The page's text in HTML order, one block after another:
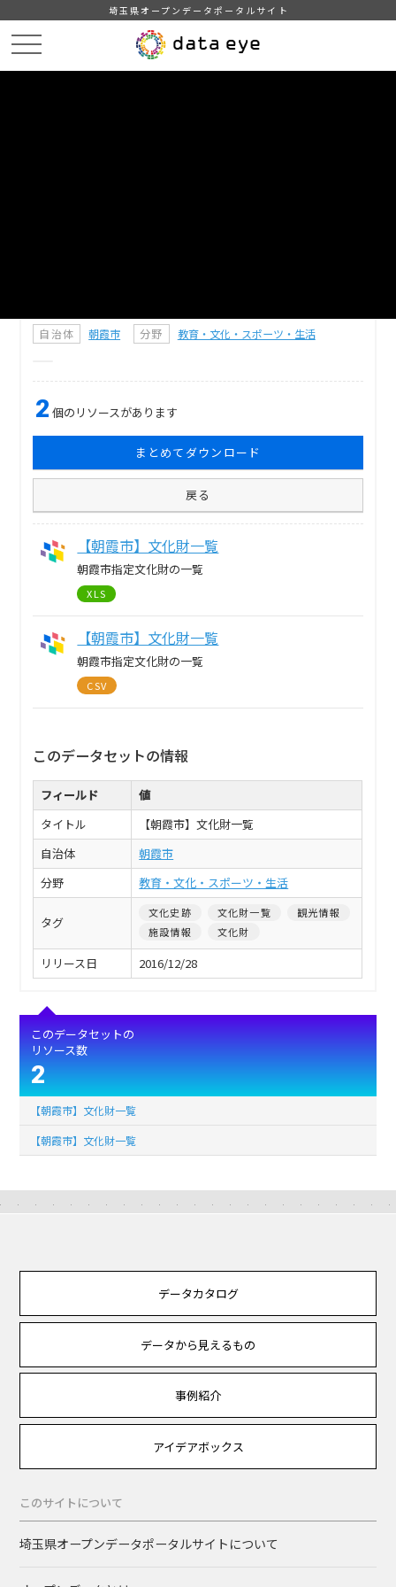
埼玉県オープンデータポータルサイト
自治体 朝霞市 分野 教育・文化・スポーツ・生活
2 個のリソースがあります
まとめてダウンロード
戻る
【朝霞市】文化財一覧
朝霞市指定文化財の一覧
XLS
【朝霞市】文化財一覧
朝霞市指定文化財の一覧
CSV
このデータセットの情報
フィールド
値
タイトル
【朝霞市】文化財一覧
自治体
朝霞市
分野
教育・文化・スポーツ・生活
タグ
文化史跡 文化財一覧
観光情報
施設情報
文化財
リリース日 2016/12/28
このデータセットの
リソース数
2
【朝霞市】文化財一覧
【朝霞市】文化財一覧
データカタログ
データから見えるもの
事例紹介
アイデアボックス
このサイトについて
埼玉県オープンデータポータルサイトについて